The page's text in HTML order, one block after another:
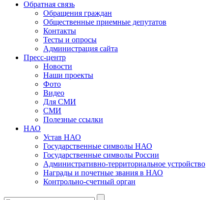
Обратная cвязь
Обращения граждан
Общественные приемные депутатов
Контакты
Тесты и опросы
Администрация сайта
Пресс-центр
Новости
Наши проекты
Фото
Видео
Для СМИ
СМИ
Полезные ссылки
НАО
Устав НАО
Государственные символы НАО
Государственные символы России
Административно-территориальное устройство
Награды и почетные звания в НАО
Контрольно-счетный орган